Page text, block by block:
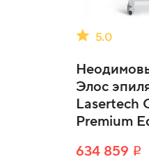
5.0
Элос
Lasertech
Premium
634 859 i